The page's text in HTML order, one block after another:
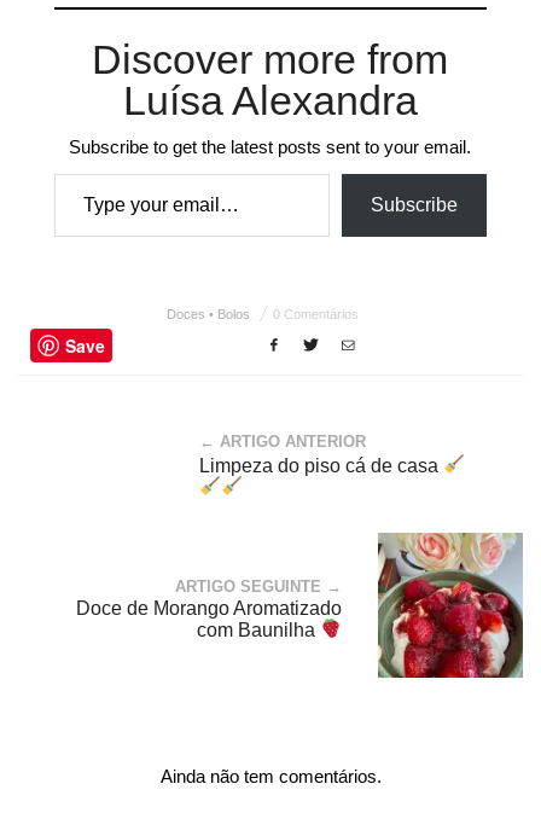
Discover more from
Luísa Alexandra
Subscribe to get the latest posts sent to your email.
Type your email…
Subscribe
Doces • Bolos 0 Comentários
Save
← ARTIGO ANTERIOR
Limpeza do piso cá de casa
ARTIGO SEGUINTE →
Doce de Morango Aromatizado
com Baunilha
Ainda não tem comentários.